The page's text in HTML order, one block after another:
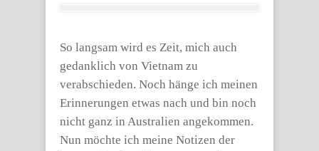
So langsam wird es Zeit, mich auch
gedanklich von Vietnam zu
verabschieden. Noch hänge ich meinen
Erinnerungen etwas nach und bin noch
nicht ganz in Australien angekommen.
Nun möchte ich meine Notizen der